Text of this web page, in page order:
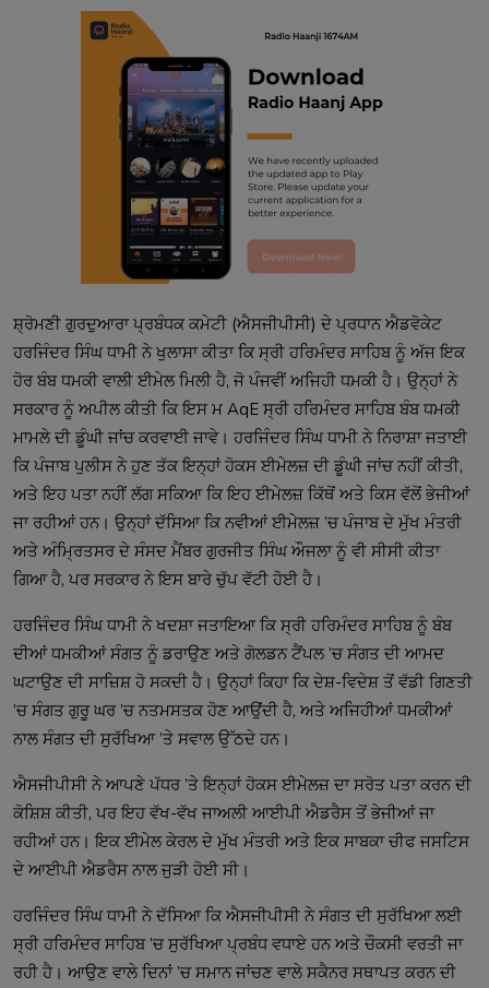
ਸ਼੍ਰੋਮਣੀ ਗੁਰਦੁਆਰਾ ਪ੍ਰਬੰਧਕ ਕਮੇਟੀ (ਐਸਜੀਪੀਸੀ) ਦੇ ਪ੍ਰਧਾਨ ਐਡਵੋਕੇਟ
ਹਰਜਿੰਦਰ ਸਿੰਘ ਧਾਮੀ ਨੇ ਖੁਲਾਸਾ ਕੀਤਾ ਕਿ ਸ੍ਰੀ ਹਰਿਮੰਦਰ ਸਾਹਿਬ ਨੂੰ ਅੱਜ ਇਕ
ਹੋਰ ਬੰਬ ਧਮਕੀ ਵਾਲੀ ਈਮੇਲ ਮਿਲੀ ਹੈ, ਜੋ ਪੰਜਵੀਂ ਅਜਿਹੀ ਧਮਕੀ ਹੈ। ਉਨ੍ਹਾਂ ਨੇ
ਸਰਕਾਰ ਨੂੰ ਅਪੀਲ ਕੀਤੀ ਕਿ ਇਸ ਮ AqE ਸ੍ਰੀ ਹਰਿਮੰਦਰ ਸਾਹਿਬ ਬੰਬ ਧਮਕੀ
ਮਾਮਲੇ ਦੀ ਡੂੰਘੀ ਜਾਂਚ ਕਰਵਾਈ ਜਾਵੇ। ਹਰਜਿੰਦਰ ਸਿੰਘ ਧਾਮੀ ਨੇ ਨਿਰਾਸ਼ਾ ਜਤਾਈ
ਕਿ ਪੰਜਾਬ ਪੁਲੀਸ ਨੇ ਹੁਣ ਤੱਕ ਇਨ੍ਹਾਂ ਹੋਕਸ ਈਮੇਲਜ਼ ਦੀ ਡੂੰਘੀ ਜਾਂਚ ਨਹੀਂ ਕੀਤੀ,
ਅਤੇ ਇਹ ਪਤਾ ਨਹੀਂ ਲੱਗ ਸਕਿਆ ਕਿ ਇਹ ਈਮੇਲਜ਼ ਕਿੱਥੋਂ ਅਤੇ ਕਿਸ ਵੱਲੋਂ ਭੇਜੀਆਂ
ਜਾ ਰਹੀਆਂ ਹਨ। ਉਨ੍ਹਾਂ ਦੱਸਿਆ ਕਿ ਨਵੀਆਂ ਈਮੇਲਜ਼ ’ਚ ਪੰਜਾਬ ਦੇ ਮੁੱਖ ਮੰਤਰੀ
ਅਤੇ ਅੰਮ੍ਰਿਤਸਰ ਦੇ ਸੰਸਦ ਮੈਂਬਰ ਗੁਰਜੀਤ ਸਿੰਘ ਔਜਲਾ ਨੂੰ ਵੀ ਸੀਸੀ ਕੀਤਾ
ਗਿਆ ਹੈ, ਪਰ ਸਰਕਾਰ ਨੇ ਇਸ ਬਾਰੇ ਚੁੱਪ ਵੱਟੀ ਹੋਈ ਹੈ।
ਹਰਜਿੰਦਰ ਸਿੰਘ ਧਾਮੀ ਨੇ ਖਦਸ਼ਾ ਜਤਾਇਆ ਕਿ ਸ੍ਰੀ ਹਰਿਮੰਦਰ ਸਾਹਿਬ ਨੂੰ ਬੰਬ
ਦੀਆਂ ਧਮਕੀਆਂ ਸੰਗਤ ਨੂੰ ਡਰਾਉਣ ਅਤੇ ਗੋਲਡਨ ਟੈਂਪਲ ’ਚ ਸੰਗਤ ਦੀ ਆਮਦ
ਘਟਾਉਣ ਦੀ ਸਾਜ਼ਿਸ਼ ਹੋ ਸਕਦੀ ਹੈ। ਉਨ੍ਹਾਂ ਕਿਹਾ ਕਿ ਦੇਸ਼-ਵਿਦੇਸ਼ ਤੋਂ ਵੱਡੀ ਗਿਣਤੀ
’ਚ ਸੰਗਤ ਗੁਰੂ ਘਰ ’ਚ ਨਤਮਸਤਕ ਹੋਣ ਆਉਂਦੀ ਹੈ, ਅਤੇ ਅਜਿਹੀਆਂ ਧਮਕੀਆਂ
ਨਾਲ ਸੰਗਤ ਦੀ ਸੁਰੱਖਿਆ ’ਤੇ ਸਵਾਲ ਉੱਠਦੇ ਹਨ।
ਐਸਜੀਪੀਸੀ ਨੇ ਆਪਣੇ ਪੱਧਰ ’ਤੇ ਇਨ੍ਹਾਂ ਹੋਕਸ ਈਮੇਲਜ਼ ਦਾ ਸਰੋਤ ਪਤਾ ਕਰਨ ਦੀ
ਕੋਸ਼ਿਸ਼ ਕੀਤੀ, ਪਰ ਇਹ ਵੱਖ-ਵੱਖ ਜਾਅਲੀ ਆਈਪੀ ਐਡਰੈਸ ਤੋਂ ਭੇਜੀਆਂ ਜਾ
ਰਹੀਆਂ ਹਨ। ਇਕ ਈਮੇਲ ਕੇਰਲ ਦੇ ਮੁੱਖ ਮੰਤਰੀ ਅਤੇ ਇਕ ਸਾਬਕਾ ਚੀਫ ਜਸਟਿਸ
ਦੇ ਆਈਪੀ ਐਡਰੈਸ ਨਾਲ ਜੁੜੀ ਹੋਈ ਸੀ।
ਹਰਜਿੰਦਰ ਸਿੰਘ ਧਾਮੀ ਨੇ ਦੱਸਿਆ ਕਿ ਐਸਜੀਪੀਸੀ ਨੇ ਸੰਗਤ ਦੀ ਸੁਰੱਖਿਆ ਲਈ
ਸ੍ਰੀ ਹਰਿਮੰਦਰ ਸਾਹਿਬ ’ਚ ਸੁਰੱਖਿਆ ਪ੍ਰਬੰਧ ਵਧਾਏ ਹਨ ਅਤੇ ਚੌਕਸੀ ਵਰਤੀ ਜਾ
ਰਹੀ ਹੈ। ਆਉਣ ਵਾਲੇ ਦਿਨਾਂ ’ਚ ਸਮਾਨ ਜਾਂਚਣ ਵਾਲੇ ਸਕੈਨਰ ਸਥਾਪਤ ਕਰਨ ਦੀ